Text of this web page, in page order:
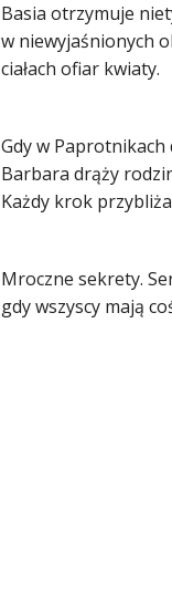
Basia otrzymuje
w niewyjaśnionych
ciałach ofiar kwiaty.
Gdy w Paprotnikach
Barbara drąży
Każdy krok
Mroczne sekrety.
gdy wszyscy mają